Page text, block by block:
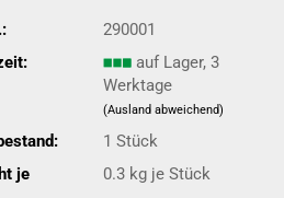
290001
auf Lager, 3
Werktage
(Ausland abweichend)
1 Stück
je
0.3kg je Stück